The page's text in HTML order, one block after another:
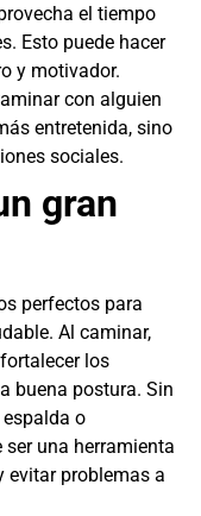
el tiempo
Esto puede hacer
y motivador.
con alguien
entretenida, sino
sociales.
gran
perfectos para
Al caminar,
los
buena postura. Sin
o
una herramienta
evitar problemas a